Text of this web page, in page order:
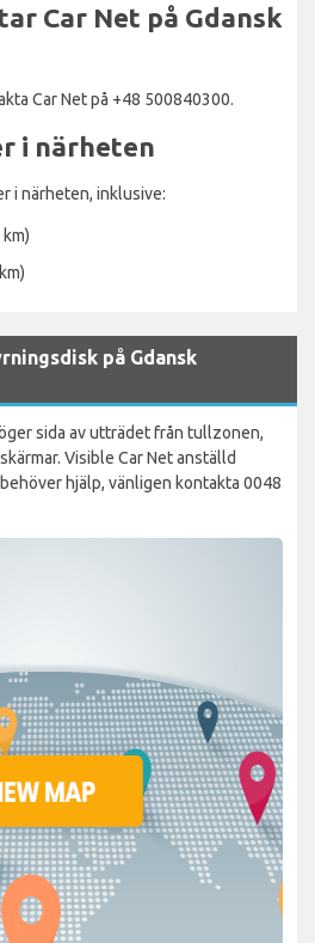
Car Net på Gdansk
Car Net på +48 500840300.
i närheten
i närheten, inklusive:
på Gdansk
sida av utträdet från tullzonen,
Visible Car Net anställd
hjälp, vänligen kontakta 0048